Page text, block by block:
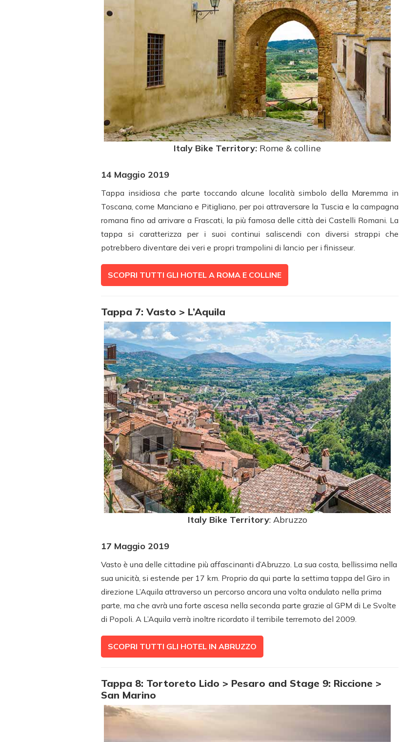
Italy Bike Territory: Rome & colline
14 Maggio 2019
Tappa insidiosa che parte toccando alcune località simbolo della Maremma in
Toscana, come Manciano e Pitigliano, per poi attraversare la Tuscia e la campagna
romana fino ad arrivare a Frascati, la più famosa delle città dei Castelli Romani. La
tappa si caratterizza per i suoi continui saliscendi con diversi strappi che
potrebbero diventare dei veri e propri trampolini di lancio per i finisseur.
SCOPRI TUTTI GLI HOTEL A ROMA E COLLINE
Tappa 7: Vasto > L’Aquila
Italy Bike Territory: Abruzzo
17 Maggio 2019
Vasto è una delle cittadine più affascinanti d’Abruzzo. La sua costa, bellissima nella
sua unicità, si estende per 17 km. Proprio da qui parte la settima tappa del Giro in
direzione L’Aquila attraverso un percorso ancora una volta ondulato nella prima
parte, ma che avrà una forte ascesa nella seconda parte grazie al GPM di Le Svolte
di Popoli. A L’Aquila verrà inoltre ricordato il terribile terremoto del 2009.
SCOPRI TUTTI GLI HOTEL IN ABRUZZO
Tappa 8: Tortoreto Lido > Pesaro and Stage 9: Riccione >
San Marino